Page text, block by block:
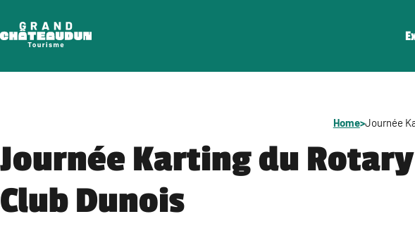
content
Home>Journée
Journée Karting du Rotary
Club Dunois